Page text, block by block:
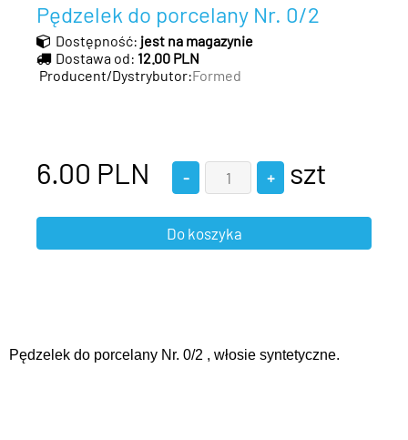
Pędzelek do porcelany Nr. 0/2
Dostępność: jest na magazynie
Dostawa od: 12.00 PLN
Producent/Dystrybutor:Formed
6.00 PLN szt
Pędzelek do porcelany Nr. 0/2 , włosie syntetyczne.